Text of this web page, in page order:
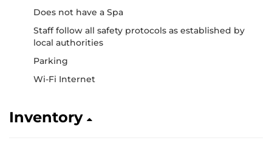
Does not have a Spa
Staff follow all safety protocols as established by
local authorities
Parking
Wi-Fi Internet
Inventory